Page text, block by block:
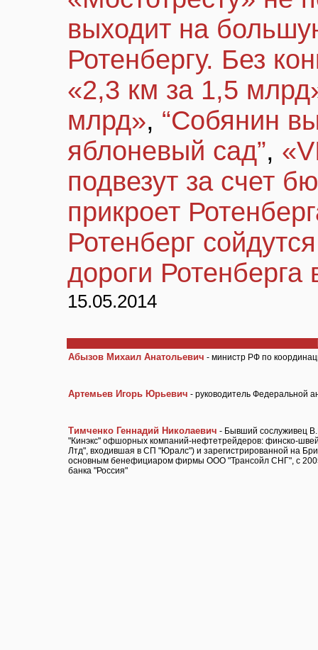
выходит на
Ротенбергу. Без
«2,3 км за 1,5
млрд», “Собянин
яблоневый сад”,
подвезут за счет
прикроет
Ротенберг
дороги Ротенберга
15.05.2014
Абызов Михаил Анатольевич - министр РФ по
Артемьев Игорь Юрьевич - руководитель Федеральной
Тимченко Геннадий Николаевич - Бывший сослуживец
"Кинэкс" офшорных компаний-нефтетрейдеров: финско-
Лтд", входившая в СП "Юралс") и зарегистрированной на
основным бенефициаром фирмы ООО "Трансойл СНГ", с 2005
банка "Россия"